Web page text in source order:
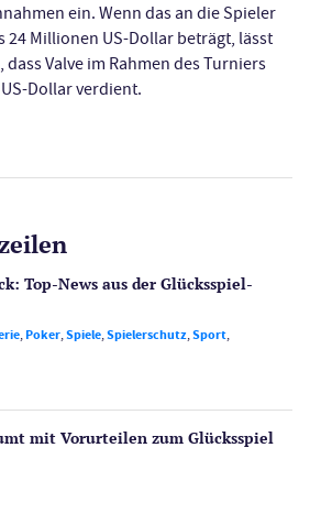
ein. Wenn das an die Spieler
24 Millionen US-Dollar beträgt, lässt
Valve im Rahmen des Turniers
Dollar verdient.
Top-News aus der Glücksspiel-
,Poker,Spiele,Spielerschutz,Sport,
mit Vorurteilen zum Glücksspiel